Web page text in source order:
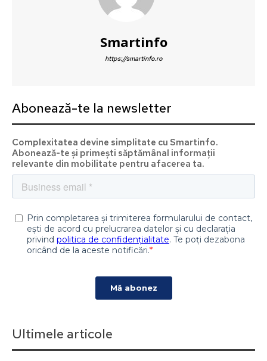
Smartinfo
https://smartinfo.ro
Abonează-te la newsletter
Complexitatea devine simplitate cu Smartinfo.
Abonează-te și primești săptămânal informații
relevante din mobilitate pentru afacerea ta.
Ultimele articole